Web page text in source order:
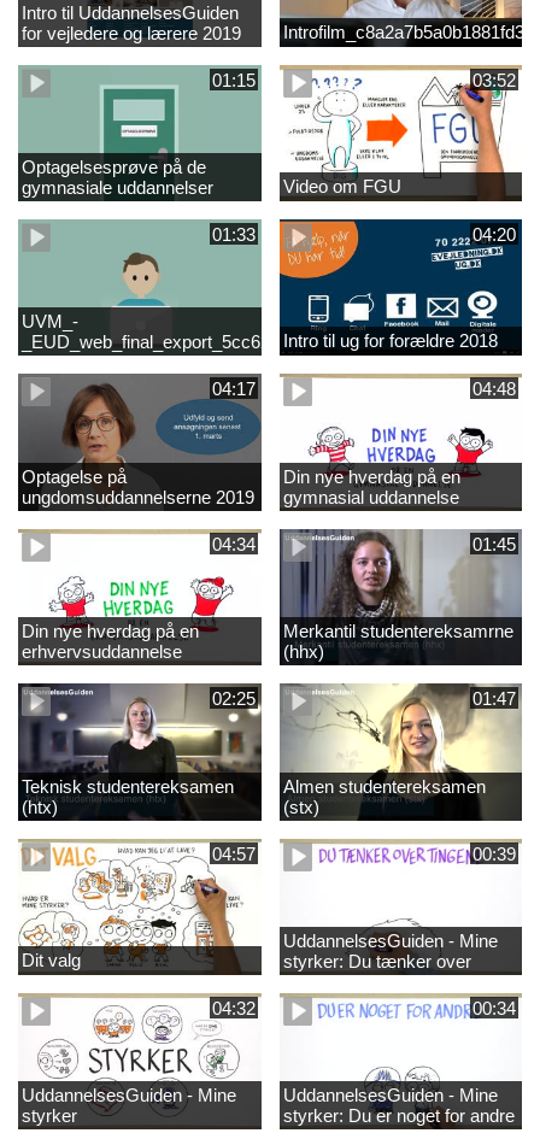
Intro til UddannelsesGuiden
for vejledere og lærere 2019
01:15
Optagelsesprøve på de
gymnasiale uddannelser
03:52
Video om FGU
01:33
UVM_-
04:20
Intro til ug for forældre 2018
04:17
Optagelse på
ungdomsuddannelserne 2019
04:48
Din nye hverdag på en
gymnasial uddannelse
04:34
Din nye hverdag på en
erhvervsuddannelse
01:45
Merkantil studentereksamrne
(hhx)
02:25
Teknisk studentereksamen
(htx)
01:47
Almen studentereksamen
(stx)
04:57
Dit valg
00:39
UddannelsesGuiden - Mine
styrker: Du tænker over
tingene
04:32
UddannelsesGuiden - Mine
styrker
00:34
UddannelsesGuiden - Mine
styrker: Du er noget for andre